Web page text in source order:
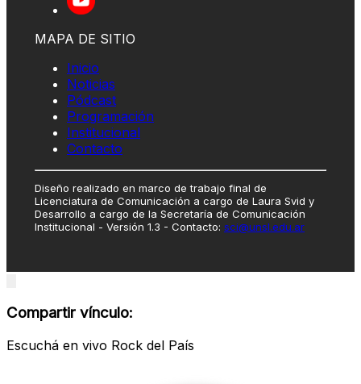
MAPA DE SITIO
Inicio
Noticias
Pódcast
Programación
Institucional
Contacto
Diseño realizado en marco de trabajo final de
Licenciatura de Comunicación a cargo de Laura Svid y
Desarrollo a cargo de la Secretaría de Comunicación
Institucional - Versión 1.3 - Contacto: sci@unsl.edu.ar
modal
Compartir vínculo:
Escuchá en vivo Rock del País